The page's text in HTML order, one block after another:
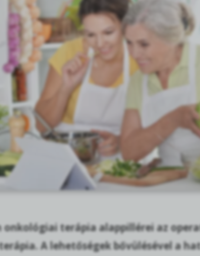
onkológiai terápia alappillérei az
A lehetőségek bővülésével a